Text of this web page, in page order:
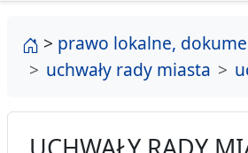
strona główna
> prawo lokalne,
uchwały rady miasta